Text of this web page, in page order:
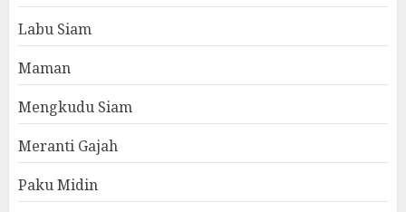
Labu Siam
Maman
Mengkudu Siam
Meranti Gajah
Paku Midin